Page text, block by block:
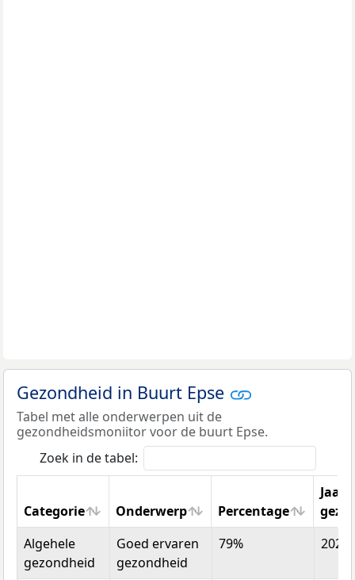
Gezondheid in Buurt Epse
Tabel met alle onderwerpen uit de
gezondheidsmoniitor voor de buurt Epse.
Zoek in de tabel:
Categorie Onderwerp Percentage
Jaar
Categorie
Onderwerp Percentage
Jaar
Algehele
gezondheid
Goed ervaren
gezondheid
79% 2024